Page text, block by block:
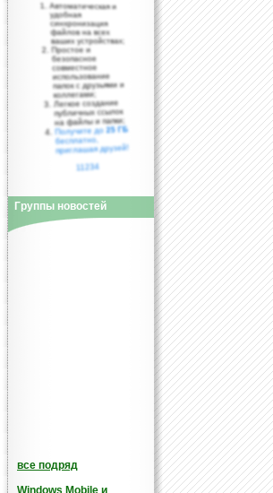
Автоматическая и
удобная
синхронизация
файлов на всех
ваших устройствах;
Простое и
безопасное
совместное
использование
папок с друзьями и
коллегами;
Легкое создание
публичных ссылок
на файлы и папки;
Получите до25 ГБ
бесплатно,
приглашая друзей!
11234
Группы новостей
все подряд
Windows Mobile и